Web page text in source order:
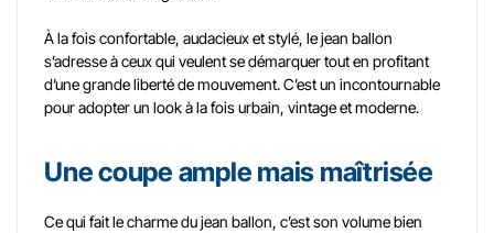
À la fois confortable, audacieux et stylé, le jean ballon
s’adresse à ceux qui veulent se démarquer tout en profitant
d’une grande liberté de mouvement. C’est un incontournable
pour adopter un look à la fois urbain, vintage et moderne.
Une coupe ample mais maîtrisée
Ce qui fait le charme du jean ballon, c’est son volume bien